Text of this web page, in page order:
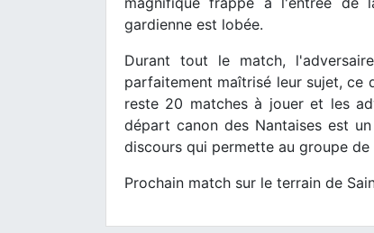
gardienne est lobée.
Durant tout le match,
parfaitement maîtrisé leur sujet, ce
reste 20 matches à jouer et les
départ canon des Nantaises est
discours qui permette au groupe
Prochain match sur le terrain de